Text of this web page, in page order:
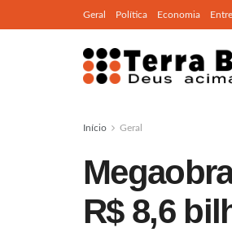
Geral Política Economia
Início Geral
R$ 8,6